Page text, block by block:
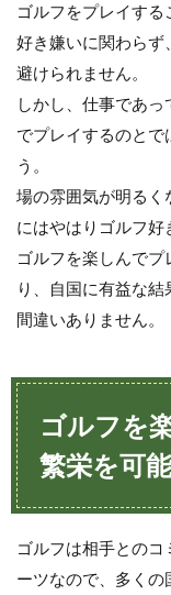
ゴルフをプレイする
好き嫌いに関わらず
避けられません。
しかし、仕事であ
でプレイするのとで
う。
場の雰囲気が明るく
にはやはりゴルフ好
ゴルフを楽しんで
り、自国に有益な
間違いありません。
ゴルフを
繁栄を可
ゴルフは相手との
ーツなので、多くの